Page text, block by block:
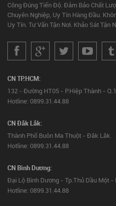
Công Đúng Tiến Độ. Đảm Bảo Chất
Chuyên Nghiệp, Uy Tín Hàng Đầu.
Uy Tín. Tư Vấn Tận Nơi. Khảo Sát Tận
CN TP.HCM:
132 - Đường HT05 - P.Hiệp Thành -
Hotline: 0899.31.44.88
CN Đắk Lắk:
Thành Phố Buôn Ma Thuột - Đắk Lắk.
Hotline: 0899.31.44.88
CN Bình Dương:
Đại Lộ Bình Dương - Tp.Thủ Dầu Một -
Hotline: 0899.31.44.88